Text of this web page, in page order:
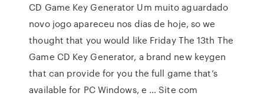
CD Game Key Generator Um muito aguardado
novo jogo apareceu nos dias de hoje, so we
thought that you would like Friday The 13th The
Game CD Key Generator, a brand new keygen
that can provide for you the full game that’s
available for PC Windows, e … Site com